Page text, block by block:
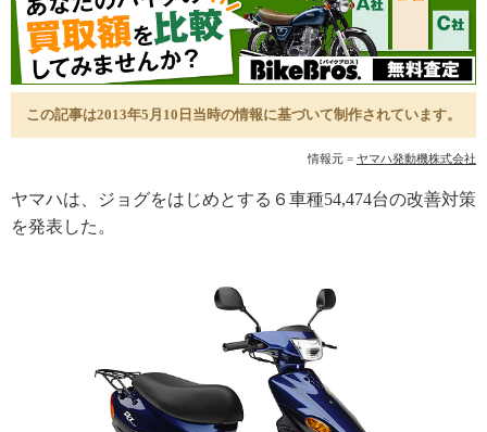
この記事は2013年5月10日当時の情報に基づいて制作されています。
情報元 = ヤマハ発動機株式会社
ヤマハは、ジョグをはじめとする６車種54,474台の改善対策
を発表した。